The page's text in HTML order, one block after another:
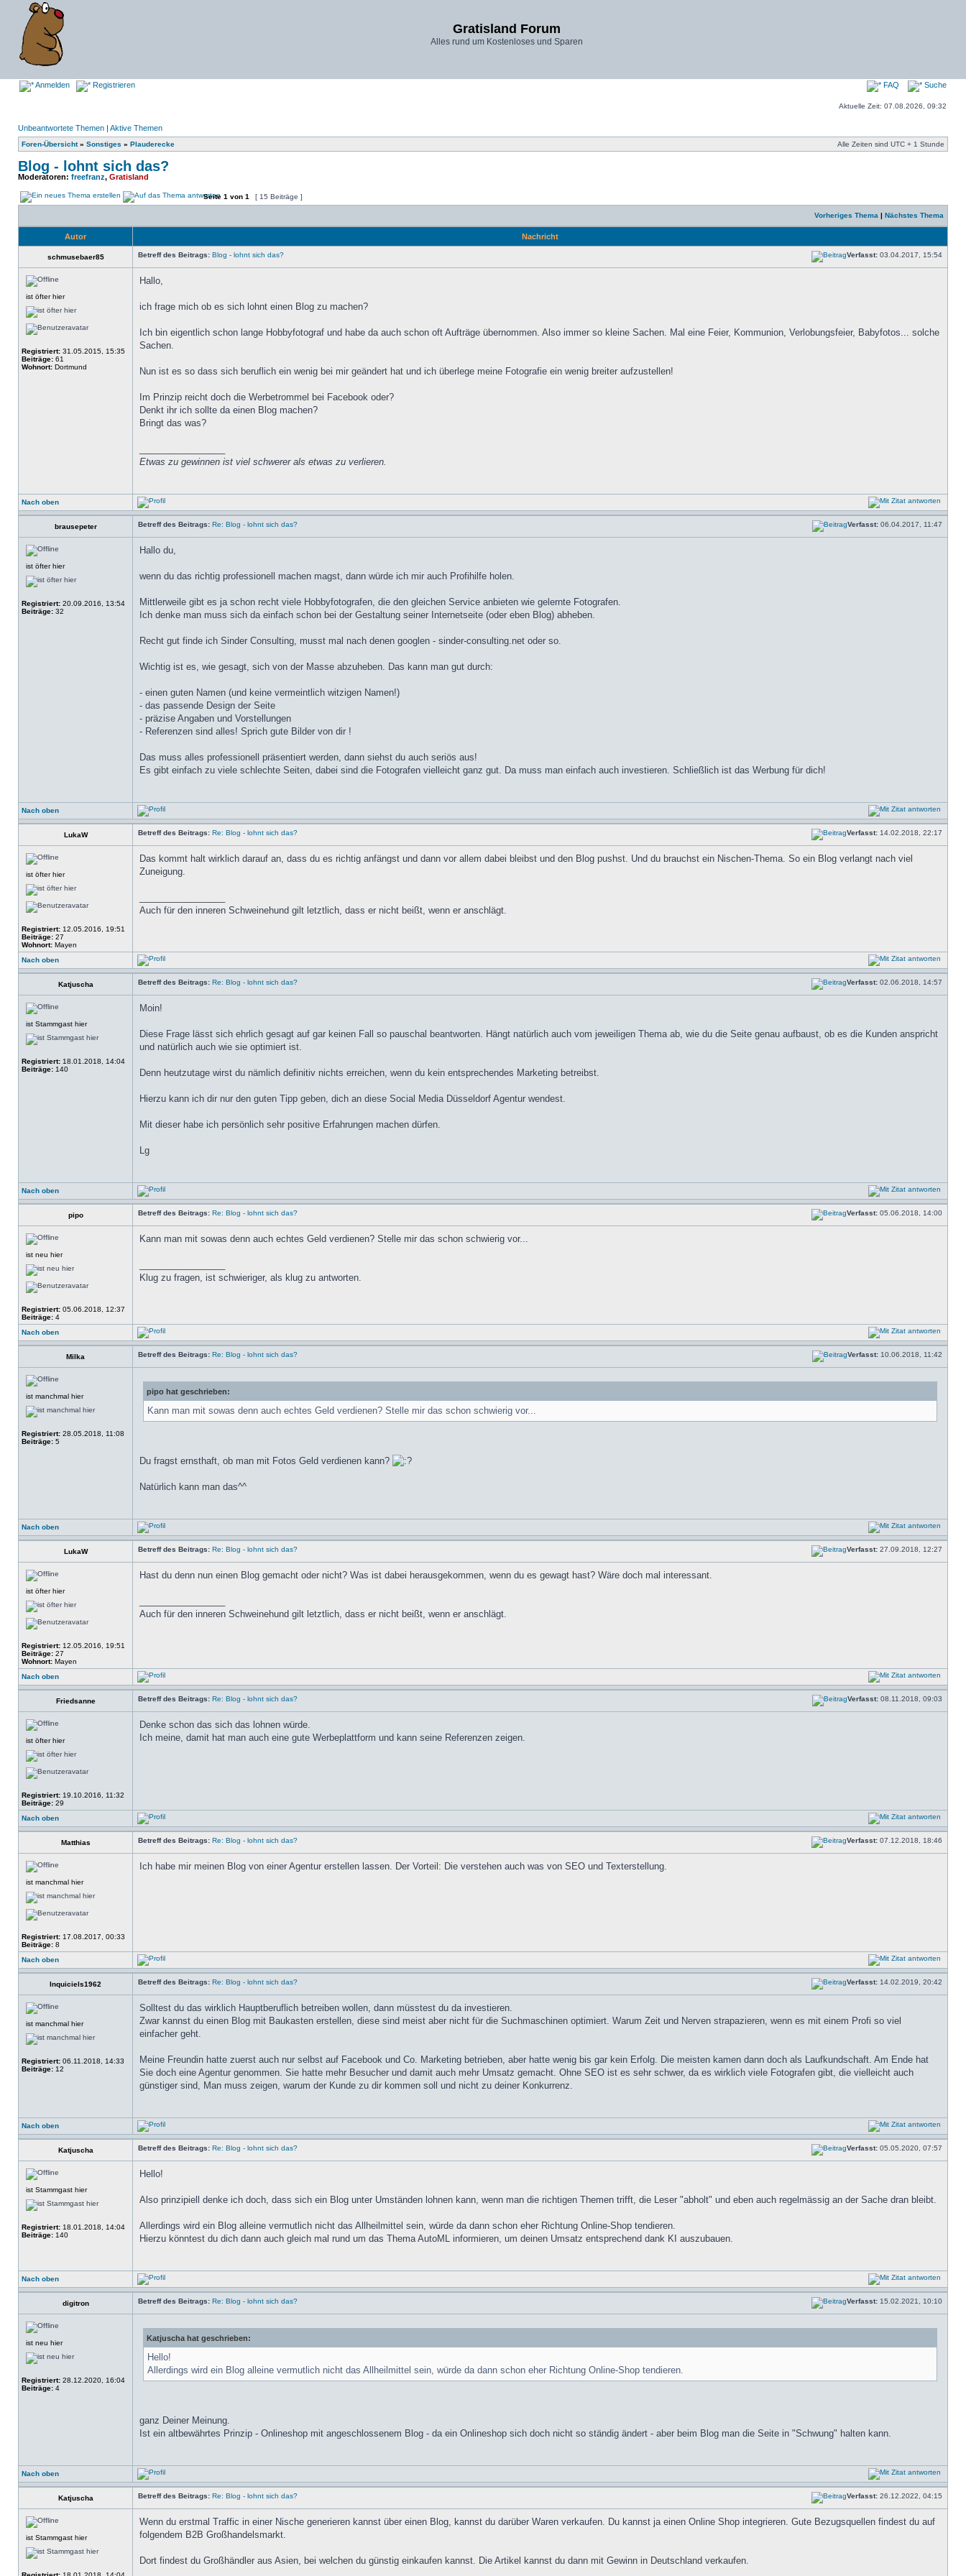
Gratisland Forum
Alles rund um Kostenloses und Sparen
Anmelden Registrieren FAQ Suche
Aktuelle Zeit: 07.08.2026, 09:32
Unbeantwortete Themen | Aktive Themen
Foren-Übersicht» Sonstiges » Plauderecke Alle Zeiten sind UTC + 1 Stunde
Blog - lohnt sich das?
Moderatoren: freefranz, Gratisland
Seite 1 von 1 [ 15 Beiträge ]
Vorheriges Thema | Nächstes Thema
Autor Nachricht
schmusebaer85 Betreff des Beitrags: Blog - lohnt sich das? Verfasst: 03.04.2017, 15:54
ist öfter hier
Registriert: 31.05.2015, 15:35
Beiträge: 61
Wohnort: Dortmund
Hallo,
ich frage mich ob es sich lohnt einen Blog zu machen?
Ich bin eigentlich schon lange Hobbyfotograf und habe da auch schon oft Aufträge übernommen. Also immer so kleine Sachen. Mal eine Feier, Kommunion, Verlobungsfeier, Babyfotos... solche
Sachen.
Nun ist es so dass sich beruflich ein wenig bei mir geändert hat und ich überlege meine Fotografie ein wenig breiter aufzustellen!
Im Prinzip reicht doch die Werbetrommel bei Facebook oder?
Denkt ihr ich sollte da einen Blog machen?
Bringt das was?
Etwas zu gewinnen ist viel schwerer als etwas zu verlieren.
Nach oben
brausepeter Betreff des Beitrags: Re: Blog - lohnt sich das? Verfasst: 06.04.2017, 11:47
ist öfter hier
Registriert: 20.09.2016, 13:54
Beiträge: 32
Hallo du,
wenn du das richtig professionell machen magst, dann würde ich mir auch Profihilfe holen.
Mittlerweile gibt es ja schon recht viele Hobbyfotografen, die den gleichen Service anbieten wie gelernte Fotografen.
Ich denke man muss sich da einfach schon bei der Gestaltung seiner Internetseite (oder eben Blog) abheben.
Recht gut finde ich Sinder Consulting, musst mal nach denen googlen - sinder-consulting.net oder so.
Wichtig ist es, wie gesagt, sich von der Masse abzuheben. Das kann man gut durch:
- einen guten Namen (und keine vermeintlich witzigen Namen!)
- das passende Design der Seite
- präzise Angaben und Vorstellungen
- Referenzen sind alles! Sprich gute Bilder von dir !
Das muss alles professionell präsentiert werden, dann siehst du auch seriös aus!
Es gibt einfach zu viele schlechte Seiten, dabei sind die Fotografen vielleicht ganz gut. Da muss man einfach auch investieren. Schließlich ist das Werbung für dich!
Nach oben
LukaW Betreff des Beitrags: Re: Blog - lohnt sich das? Verfasst: 14.02.2018, 22:17
ist öfter hier
Registriert: 12.05.2016, 19:51
Beiträge: 27
Wohnort: Mayen
Das kommt halt wirklich darauf an, dass du es richtig anfängst und dann vor allem dabei bleibst und den Blog pushst. Und du brauchst ein Nischen-Thema. So ein Blog verlangt nach viel
Zuneigung.
Auch für den inneren Schweinehund gilt letztlich, dass er nicht beißt, wenn er anschlägt.
Nach oben
Katjuscha Betreff des Beitrags: Re: Blog - lohnt sich das? Verfasst: 02.06.2018, 14:57
ist Stammgast hier
Registriert: 18.01.2018, 14:04
Beiträge: 140
Moin!
Diese Frage lässt sich ehrlich gesagt auf gar keinen Fall so pauschal beantworten. Hängt natürlich auch vom jeweiligen Thema ab, wie du die Seite genau aufbaust, ob es die Kunden anspricht
und natürlich auch wie sie optimiert ist.
Denn heutzutage wirst du nämlich definitiv nichts erreichen, wenn du kein entsprechendes Marketing betreibst.
Hierzu kann ich dir nur den guten Tipp geben, dich an diese Social Media Düsseldorf Agentur wendest.
Mit dieser habe ich persönlich sehr positive Erfahrungen machen dürfen.
Lg
Nach oben
pipo Betreff des Beitrags: Re: Blog - lohnt sich das? Verfasst: 05.06.2018, 14:00
ist neu hier
Registriert: 05.06.2018, 12:37
Beiträge: 4
Kann man mit sowas denn auch echtes Geld verdienen? Stelle mir das schon schwierig vor...
Klug zu fragen, ist schwieriger, als klug zu antworten.
Nach oben
Milka Betreff des Beitrags: Re: Blog - lohnt sich das? Verfasst: 10.06.2018, 11:42
ist manchmal hier
Registriert: 28.05.2018, 11:08
Beiträge: 5
pipo hat geschrieben:
Kann man mit sowas denn auch echtes Geld verdienen? Stelle mir das schon schwierig vor...
Du fragst ernsthaft, ob man mit Fotos Geld verdienen kann?
Natürlich kann man das^^
Nach oben
LukaW Betreff des Beitrags: Re: Blog - lohnt sich das? Verfasst: 27.09.2018, 12:27
ist öfter hier
Registriert: 12.05.2016, 19:51
Beiträge: 27
Wohnort: Mayen
Hast du denn nun einen Blog gemacht oder nicht? Was ist dabei herausgekommen, wenn du es gewagt hast? Wäre doch mal interessant.
Auch für den inneren Schweinehund gilt letztlich, dass er nicht beißt, wenn er anschlägt.
Nach oben
Friedsanne Betreff des Beitrags: Re: Blog - lohnt sich das? Verfasst: 08.11.2018, 09:03
ist öfter hier
Registriert: 19.10.2016, 11:32
Beiträge: 29
Denke schon das sich das lohnen würde.
Ich meine, damit hat man auch eine gute Werbeplattform und kann seine Referenzen zeigen.
Nach oben
Matthias Betreff des Beitrags: Re: Blog - lohnt sich das? Verfasst: 07.12.2018, 18:46
ist manchmal hier
Registriert: 17.08.2017, 00:33
Beiträge: 8
Ich habe mir meinen Blog von einer Agentur erstellen lassen. Der Vorteil: Die verstehen auch was von SEO und Texterstellung.
Nach oben
Inquiciels1962 Betreff des Beitrags: Re: Blog - lohnt sich das? Verfasst: 14.02.2019, 20:42
ist manchmal hier
Registriert: 06.11.2018, 14:33
Beiträge: 12
Solltest du das wirklich Hauptberuflich betreiben wollen, dann müsstest du da investieren.
Zwar kannst du einen Blog mit Baukasten erstellen, diese sind meist aber nicht für die Suchmaschinen optimiert. Warum Zeit und Nerven strapazieren, wenn es mit einem Profi so viel
einfacher geht.
Meine Freundin hatte zuerst auch nur selbst auf Facebook und Co. Marketing betrieben, aber hatte wenig bis gar kein Erfolg. Die meisten kamen dann doch als Laufkundschaft. Am Ende hat
Sie doch eine Agentur genommen. Sie hatte mehr Besucher und damit auch mehr Umsatz gemacht. Ohne SEO ist es sehr schwer, da es wirklich viele Fotografen gibt, die vielleicht auch
günstiger sind, Man muss zeigen, warum der Kunde zu dir kommen soll und nicht zu deiner Konkurrenz.
Nach oben
Katjuscha Betreff des Beitrags: Re: Blog - lohnt sich das? Verfasst: 05.05.2020, 07:57
ist Stammgast hier
Registriert: 18.01.2018, 14:04
Beiträge: 140
Hello!
Also prinzipiell denke ich doch, dass sich ein Blog unter Umständen lohnen kann, wenn man die richtigen Themen trifft, die Leser "abholt" und eben auch regelmässig an der Sache dran bleibt.
Allerdings wird ein Blog alleine vermutlich nicht das Allheilmittel sein, würde da dann schon eher Richtung Online-Shop tendieren.
Hierzu könntest du dich dann auch gleich mal rund um das Thema AutoML informieren, um deinen Umsatz entsprechend dank KI auszubauen.
Nach oben
digitron Betreff des Beitrags: Re: Blog - lohnt sich das? Verfasst: 15.02.2021, 10:10
ist neu hier
Registriert: 28.12.2020, 16:04
Beiträge: 4
Katjuscha hat geschrieben:
Hello!
Allerdings wird ein Blog alleine vermutlich nicht das Allheilmittel sein, würde da dann schon eher Richtung Online-Shop tendieren.
ganz Deiner Meinung.
Ist ein altbewährtes Prinzip - Onlineshop mit angeschlossenem Blog - da ein Onlineshop sich doch nicht so ständig ändert - aber beim Blog man die Seite in "Schwung" halten kann.
Nach oben
Katjuscha Betreff des Beitrags: Re: Blog - lohnt sich das? Verfasst: 26.12.2022, 04:15
ist Stammgast hier
Wenn du erstmal Traffic in einer Nische generieren kannst über einen Blog, kannst du darüber Waren verkaufen. Du kannst ja einen Online Shop integrieren. Gute Bezugsquellen findest du auf
folgendem B2B Großhandelsmarkt.
Dort findest du Großhändler aus Asien, bei welchen du günstig einkaufen kannst. Die Artikel kannst du dann mit Gewinn in Deutschland verkaufen.